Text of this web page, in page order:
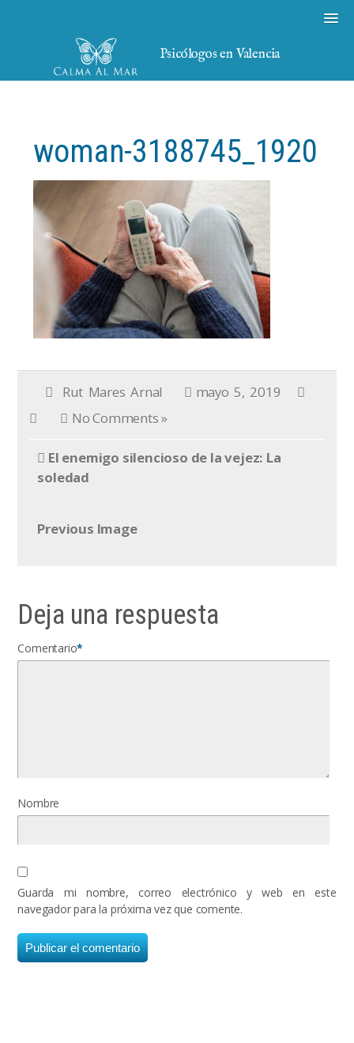
Psicólogos en Valencia
woman-3188745_1920
Rut Mares Arnal
mayo 5, 2019
No Comments »
El enemigo silencioso de la vejez: La
soledad
Previous Image
Deja una respuesta
Comentario*
Nombre
Guarda mi nombre, correo electrónico y web en este
navegador para la próxima vez que comente.